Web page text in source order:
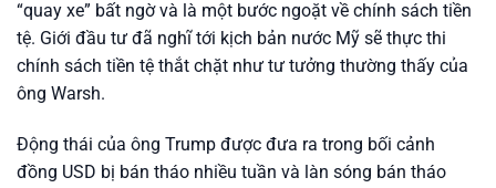
“quay xe” bất ngờ và là một bước ngoặt về chính sách tiền
tệ. Giới đầu tư đã nghĩ tới kịch bản nước Mỹ sẽ thực thi
chính sách tiền tệ thắt chặt như tư tưởng thường thấy của
ông Warsh.
Động thái của ông Trump được đưa ra trong bối cảnh
đồng USD bị bán tháo nhiều tuần và làn sóng bán tháo